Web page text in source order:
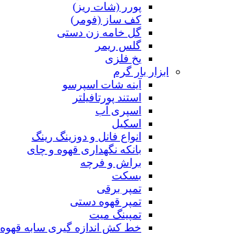
پورر (شات ریز)
کف ساز (فومر)
گل خامه زن دستی
گلس ریمر
یخ فلزی
ابزار بار گرم
آینه شات اسپرسو
استند پورتافیلتر
اسپری آب
اسکیل
انواع فانل و دوزینگ رینگ
بانکه نگهداری قهوه و چای
براش و فرچه
بسکت
تمپر برقی
تمپر قهوه دستی
تمپینگ میت
خط کش اندازه گیری سابه قهوه